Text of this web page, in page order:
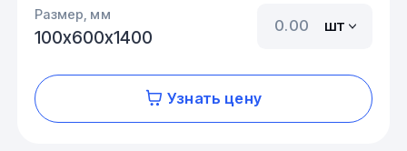
Размер, мм
100х600х1400
шт
Узнать цену